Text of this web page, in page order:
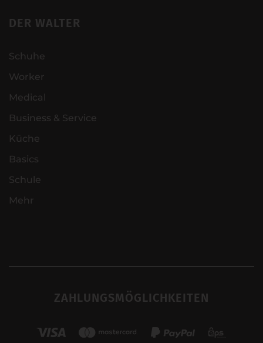
DER WALTER
Schuhe
Worker
Medical
Business & Service
Küche
Basics
Schule
Mehr
ZAHLUNGSMÖGLICHKEITEN